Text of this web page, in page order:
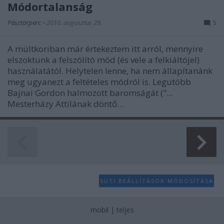
Módortalanság
Pásztörperc • 2010. augusztus 29. 5
A múltkoriban már értekeztem itt arról, mennyire
elszoktunk a felszólító mód (és vele a felkiáltójel)
használatától. Helytelen lenne, ha nem állapítanánk
meg ugyanezt a feltételes módról is. Legutóbb
Bajnai Gordon halmozott baromságát ("...
Mesterházy Attilának döntő…
SÜTI BEÁLLÍTÁSOK MÓDOSÍTÁSA
mobil | teljes